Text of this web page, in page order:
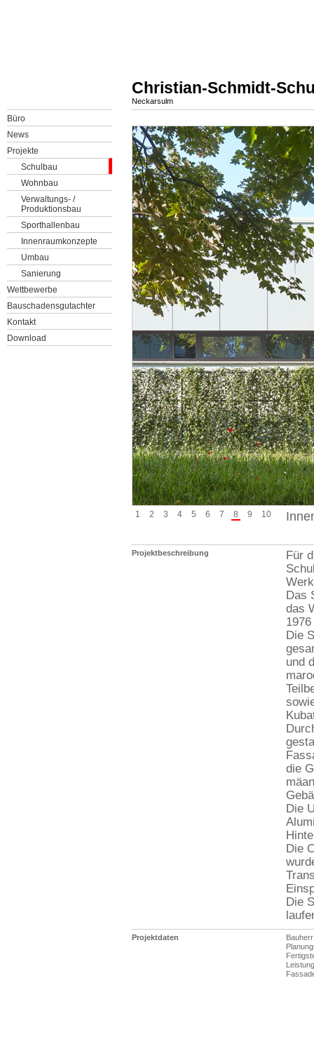
Büro
News
Projekte
Schulbau
Wohnbau
Verwaltungs- /
Produktionsbau
Sporthallenbau
Innenraumkonzepte
Umbau
Sanierung
Wettbewerbe
Bauschadensgutachter
Kontakt
Download
Christian-Schmidt-
Neckarsulm
1 2 3 4 5 6 7 8 9 10
Projektbeschreibung
Für
Das
das
Die
und
die
Die
Die
Die
Projektdaten
Bauherr